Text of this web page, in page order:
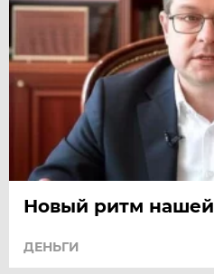
Новый ритм нашей
ДЕНЬГИ